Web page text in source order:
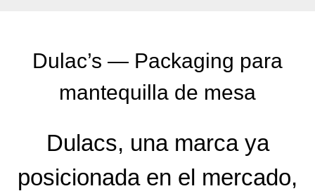
Dulac’s — Packaging para
mantequilla de mesa
Dulacs, una marca ya
posicionada en el mercado,